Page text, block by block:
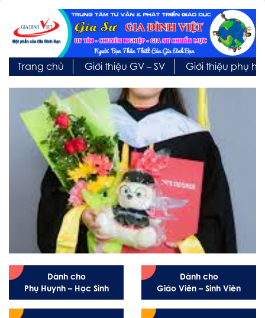
Trang chủ Giới thiệu GV – SV Giới thiệu phụ
Dành cho
Phụ Huynh – Học Sinh
Dành cho
Giáo Viên – Sinh Viên